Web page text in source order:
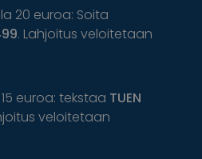
20 euroa: Soita
. Lahjoitus veloitetaan
euroa: tekstaa TUEN
veloitetaan